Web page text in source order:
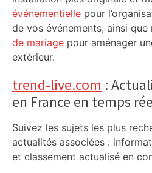
événementielle pour
de vos événements, ainsi
de mariage pour aménager
extérieur.
trend-live.com :
en France en temps
Suivez les sujets les plus
actualités associées :
et classement actualisé en